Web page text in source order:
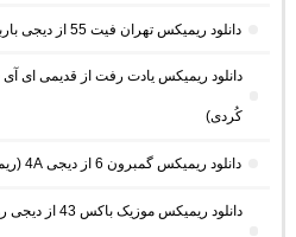
دانلود ریمیکس تهران فیت 55 از دیجی باربد و محمد موریانی
دانلود ریمیکس یادت رفت از قدیمی ای
کُردی)
دانلود ریمیکس گمبرون 6 از دیجی 4A (ریمیکس طولانی شاد بندری جنوبی)
دانلود ریمیکس